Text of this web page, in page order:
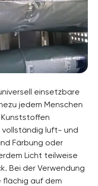
einsetzbare
jedem Menschen
vollständig luft- und
Färbung oder
Licht teilweise
Bei der Verwendung
flächig auf dem